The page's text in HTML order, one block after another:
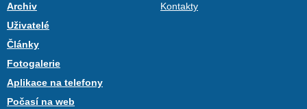
Archiv
Uživatelé
Články
Fotogalerie
Aplikace na telefony
Počasí na web
Kontakty